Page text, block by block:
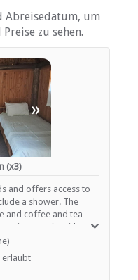
das sich im
für
unter afrikanischen
und die
private Party zu
Braai
erforderlich).
GELÄNDE
Abreisedatum, um
zu sehen.
»
(x3)
and offers access to
a shower. The
and coffee and tea-
private patio with a
erlaubt